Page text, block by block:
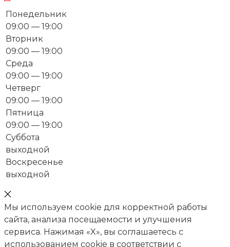
Понедельник
09:00 — 19:00
Вторник
09:00 — 19:00
Среда
09:00 — 19:00
Четверг
09:00 — 19:00
Пятница
09:00 — 19:00
Суббота
выходной
Воскресенье
выходной
Мы используем cookie для корректной работы
сайта, анализа посещаемости и улучшения
сервиса. Нажимая «X», вы соглашаетесь с
использованием cookie в соответствии с